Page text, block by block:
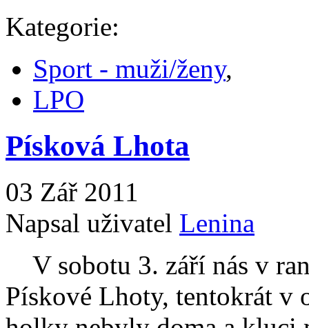
Kategorie:
Sport - muži/ženy,
LPO
Písková Lhota
03 Zář 2011
Napsal uživatel Lenina
V sobotu 3. září nás v
Pískové Lhoty, tentokrát v